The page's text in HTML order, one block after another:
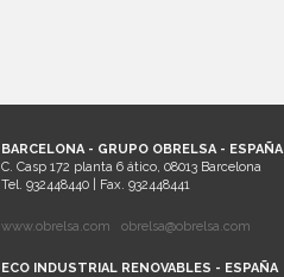
BARCELONA - GRUPO OBRELSA - ESPAÑA
C. Casp 172 planta 6 ático, 08013 Barcelona
Tel. 932448440 | Fax. 932448441
www.obrelsa.com obrelsa@obrelsa.com
ECO INDUSTRIAL RENOVABLES - ESPAÑA